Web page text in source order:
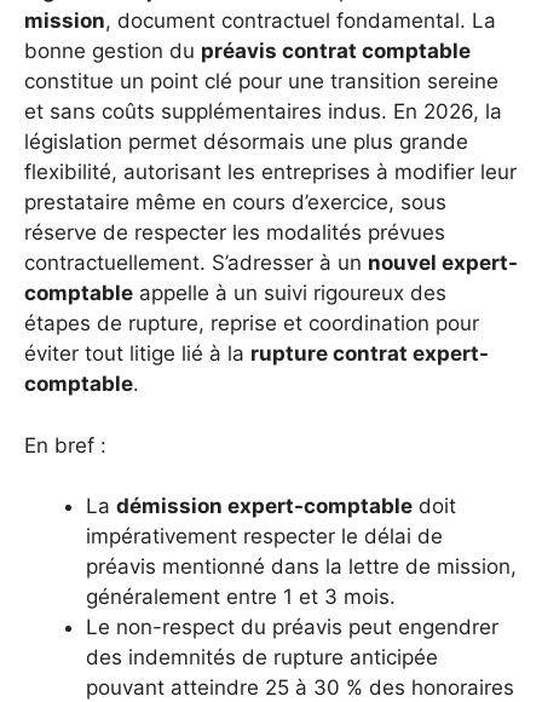
mission, document contractuel fondamental. La
bonne gestion du préavis contrat comptable
constitue un point clé pour une transition sereine
et sans coûts supplémentaires indus. En 2026, la
législation permet désormais une plus grande
flexibilité, autorisant les entreprises à modifier leur
prestataire même en cours d’exercice, sous
réserve de respecter les modalités prévues
contractuellement. S’adresser à un nouvel expert-
comptable appelle à un suivi rigoureux des
étapes de rupture, reprise et coordination pour
éviter tout litige lié à la rupture contrat expert-
comptable.
En bref :
La démission expert-comptable doit
impérativement respecter le délai de
préavis mentionné dans la lettre de mission,
généralement entre 1 et 3 mois.
Le non-respect du préavis peut engendrer
des indemnités de rupture anticipée
pouvant atteindre 25 à 30 % des honoraires